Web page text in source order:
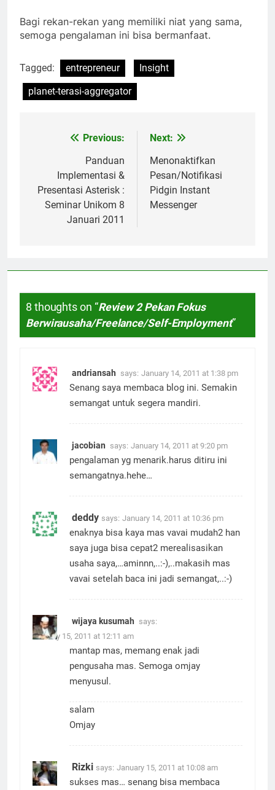
Bagi rekan-rekan yang memiliki niat yang sama,
semoga pengalaman ini bisa bermanfaat.
Tagged: entrepreneur
Insight
planet-terasi-aggregator
navigation
Previous:
Panduan
Implementasi &
Presentasi Asterisk :
Seminar Unikom 8
Januari 2011
Next:
Menonaktifkan
Pesan/Notifikasi
Pidgin Instant
Messenger
8 thoughts on “Review 2 Pekan Fokus
Berwirausaha/Freelance/Self-Employment”
andriansah says: January 14, 2011 at 1:38 pm
Senang saya membaca blog ini. Semakin
semangat untuk segera mandiri.
jacobian says: January 14, 2011 at 9:20 pm
pengalaman yg menarik.harus ditiru ini
semangatnya.hehe…
deddy says: January 14, 2011 at 10:36 pm
enaknya bisa kaya mas vavai mudah2 han
saya juga bisa cepat2 merealisasikan
usaha saya,…aminnn,..:-),..makasih mas
vavai setelah baca ini jadi semangat,..:-)
wijaya kusumah says:
January 15, 2011 at 12:11 am
mantap mas, memang enak jadi
pengusaha mas. Semoga omjay
menyusul.
salam
Omjay
Rizki says: January 15, 2011 at 10:08 am
sukses mas… senang bisa membaca